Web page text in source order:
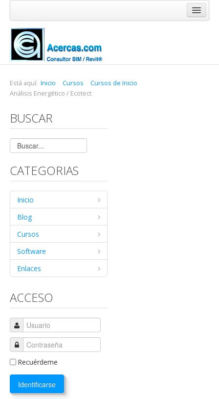
Inicio
Blog
Cursos
Software
Enlaces
Acercas
Está aquí: Inicio Cursos
Cursos de Inicio
Análisis Energético / Ecotect
BUSCAR
CATEGORIAS
Inicio
Blog
Cursos
Software
Enlaces
ACCESO
Recuérdeme
Identificarse